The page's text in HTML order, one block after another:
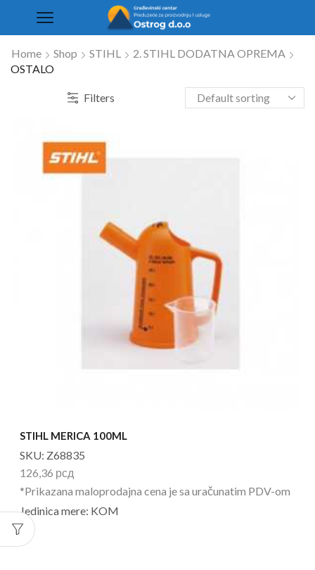
Home Shop STIHL
2. STIHL DODATNA OPREMA
OSTALO
Filters
STIHL MERICA 100ML
SKU: Z68835
126,36 рсд
*Prikazana maloprodajna cena je sa uračunatim PDV-om
Jedinica mere: KOM